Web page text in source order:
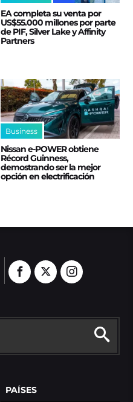
EA completa su venta por
US$55.000 millones por parte
de PIF, Silver Lake y Affinity
Partners
Business
Nissan e‑POWER obtiene
Récord Guinness,
demostrando ser la mejor
opción en electrificación
PAÍSES